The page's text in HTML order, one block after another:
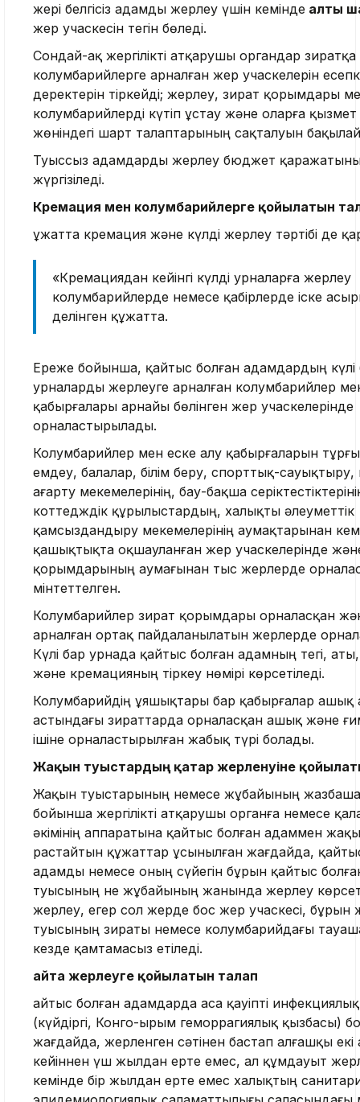
жері белгісіз адамды жерлеу үшін кемінде алты
жер учаскесін тегін бөледі.
Сондай-ақ жергілікті атқарушы органдар
колумбарийлерге арналған жер учаскелерін
деректерін тіркейді; жерлеу, зират қорымдары
колумбарийлерді күтіп ұстау және оларға
жөніндегі шарт талаптарының сақталуын
Туыссыз адамдарды жерлеу бюджет
жүргізіледі.
Кремация мен колумбарийлерге қойылатын
Құжатта кремация және күлді жерлеу тәртібі де
«Кремациядан кейінгі күлді урналарға жерлеу
колумбарийлерде немесе қабірлерде іске
делінген құжатта.
Ереже бойынша, қайтыс болған адамдардың күлі
урналарды жерлеуге арналған колумбарийлер
қабырғалары арнайы бөлінген жер учаскелерінде
орналастырылады.
Колумбарийлер мен еске алу қабырғаларын
емдеу, балалар, білім беру, спорттық-
ағарту мекемелерінің, бау-бақша
коттедждік құрылыстардың, халықты әлеуметтік
қамсыздандыру мекемелерінің аумақтарынан
қашықтықта оқшауланған жер учаскелерінде
қорымдарының аумағынан тыс жерлерде
мінтеттелген.
Колумбарийлер зират қорымдары орналасқан
арналған ортақ пайдаланылатын жерлерде
Күлі бар урнада қайтыс болған адамның тегі, аты,
және кремацияның тіркеу нөмірі көрсетіледі.
Колумбарийдің ұяшықтары бар қабырғалар ашық
астындағы зираттарда орналасқан ашық және
ішіне орналастырылған жабық түрі болады.
Жақын туыстардың қатар жерленуіне
Жақын туыстарының немесе жұбайының жазбаша
бойынша жергілікті атқарушы органға немесе
әкімінің аппаратына қайтыс болған адаммен
растайтын құжаттар ұсынылған жағдайда,
адамды немесе оның сүйегін бұрын қайтыс
туысының не жұбайының жанында жерлеу
жерлеу, егер сол жерде бос жер учаскесі, бұрын
туысының зираты немесе колумбарийдағы
кезде қамтамасыз етіледі.
Қайта жерлеуге қойылатын талап
Қайтыс болған адамдарда аса қауіпті
(күйдіргі, Конго-Қырым геморрагиялық қызбасы)
жағдайда, жерленген сәтінен бастап алғашқы екі
кейіннен үш жылдан ерте емес, ал құмдауыт
кемінде бір жылдан ерте емес халықтың